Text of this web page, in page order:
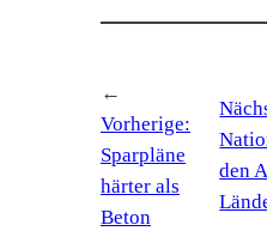
←
Vorherige:
Sparpläne
härter als
Beton
den